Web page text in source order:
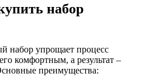
набор
набор упрощает процесс
комфортным, а результат –
преимущества: